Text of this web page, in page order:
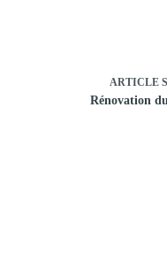
ARTICLE
Rénovation